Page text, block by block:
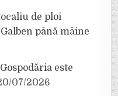
de ploi
până mâine
este
07/2026